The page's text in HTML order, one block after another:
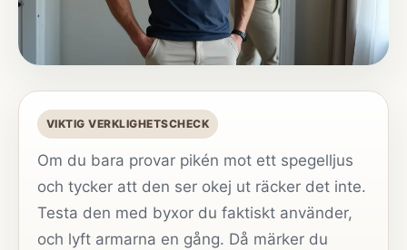
VIKTIG VERKLIGHETSCHECK
Om du bara provar pikén mot ett spegelljus
och tycker att den ser okej ut räcker det inte.
Testa den med byxor du faktiskt använder,
och lyft armarna en gång. Då märker du